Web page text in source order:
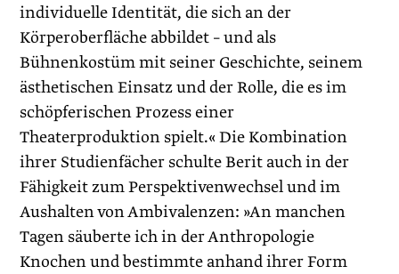
individuelle Identität, die sich an der
Körperoberfläche abbildet – und als
Bühnenkostüm mit seiner Geschichte, seinem
­ästhetischen Einsatz und der Rolle, die es im
schöpferischen Prozess einer
Theaterproduktion spielt.« Die Kombination
ihrer Studienfächer schulte Berit auch in der
Fähigkeit zum Perspektivenwechsel und im
Aushalten von Ambivalenzen: »An manchen
Tagen säuberte ich in der Anthropologie
Knochen und bestimmte anhand ihrer Form